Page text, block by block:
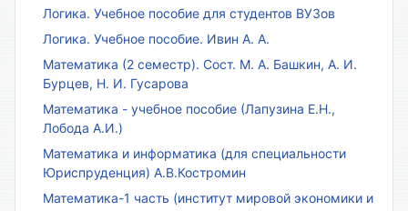
Логика. Учебное пособие для студентов ВУЗов
Логика. Учебное пособие. Ивин А. А.
Математика (2 семестр). Сост. М. А. Башкин, А. И.
Бурцев, Н. И. Гусарова
Математика - учебное пособие (Лапузина Е.Н.,
Лобода А.И.)
Математика и информатика (для специальности
Юриспруденция) А.В.Костромин
Математика-1 часть (институт мировой экономики и